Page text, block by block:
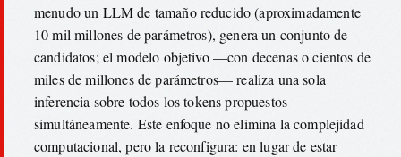
menudo un LLM de tamaño reducido (aproximadamente
10 mil millones de parámetros), genera un conjunto de
candidatos; el modelo objetivo —con decenas o cientos de
miles de millones de parámetros— realiza una sola
inferencia sobre todos los tokens propuestos
simultáneamente. Este enfoque no elimina la complejidad
computacional, pero la reconfigura: en lugar de estar